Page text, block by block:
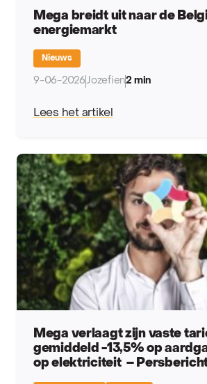
Mega breidt uit naar de
energiemarkt
Nieuws
9-06-2026Jozefien2 min
Lees het artikel
Mega verlaagt zijn vaste
gemiddeld -13,5% op
op elektriciteit –